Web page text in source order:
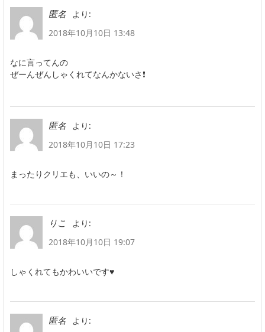
匿名
より:
2018年10月10日 13:48
なに言ってんの
ぜーんぜんしゃくれてなんかないさ❗
匿名
より:
2018年10月10日 17:23
まったりクリエも、いいの～！
りこ
より:
2018年10月10日 19:07
しゃくれてもかわいいです♥
匿名
より: